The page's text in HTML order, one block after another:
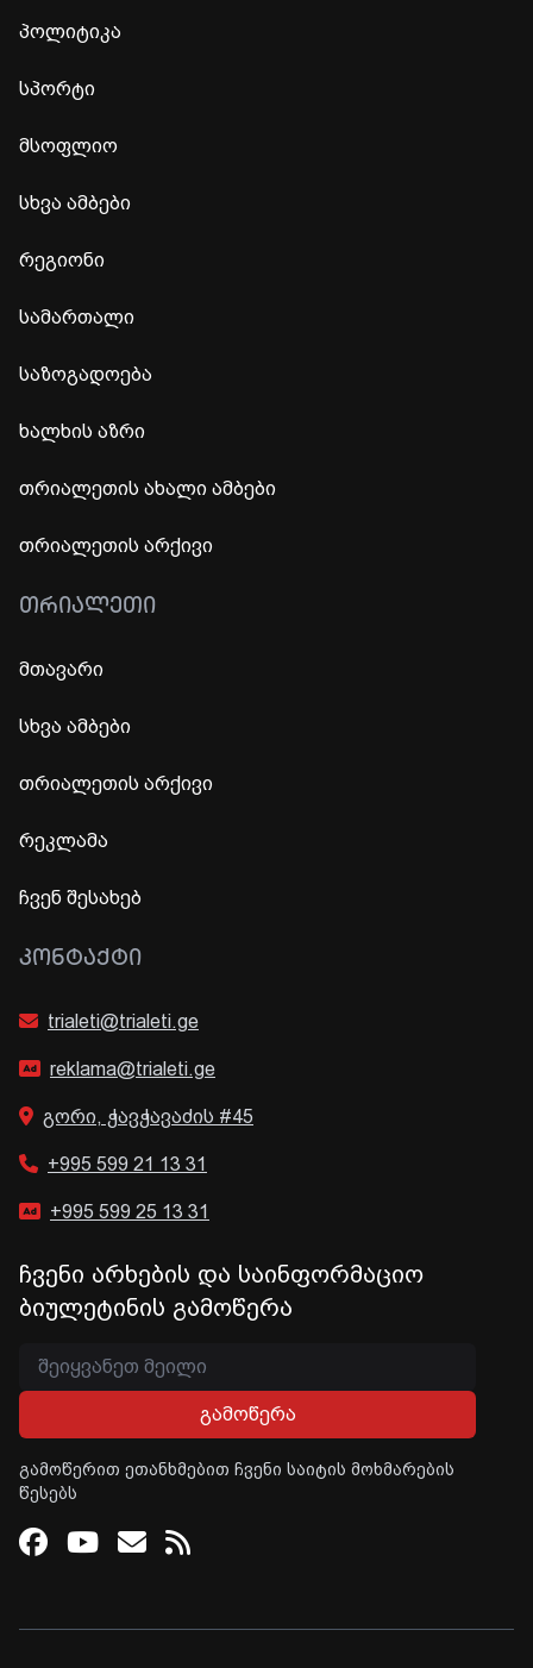
პოლიტიკა
სპორტი
მსოფლიო
სხვა ამბები
რეგიონი
სამართალი
საზოგადოება
ხალხის აზრი
თრიალეთის ახალი ამბები
თრიალეთის არქივი
ᲗᲠᲘᲐᲚᲔᲗᲘ
მთავარი
სხვა ამბები
თრიალეთის არქივი
რეკლამა
ჩვენ შესახებ
ᲙᲝᲜᲢᲐᲥᲢᲘ
trialeti@trialeti.ge
reklama@trialeti.ge
გორი, ჭავჭავაძის #45
+995 599 21 13 31
+995 599 25 13 31
ჩვენი არხების და საინფორმაციო
ბიულეტინის გამოწერა
გამოწერა
გამოწერით ეთანხმებით ჩვენი საიტის მოხმარების
წესებს
Facebook
Youtube
Email
RSS